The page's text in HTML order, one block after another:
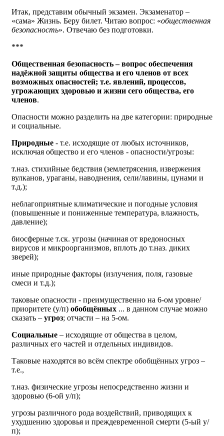
Итак, представим обычный экзамен. Экзаменатор –
«сама» Жизнь. Беру билет. Читаю вопрос: «общественная
безопасность». Отвечаю без подготовки.
***
Общественная безопасность – вопрос обеспечения
надёжной защиты общества и его членов от всех
возможных опасностей; т.е. явлений, процессов,
угрожающих здоровью и жизни сего общества, его
членов.
Опасности можно разделить на две категории: природные
и социальные.
Природные - т.е. исходящие от любых источников,
исключая общество и его членов - опасности/угрозы:
т.наз. стихийные бедствия (землетрясения, извержения
вулканов, ураганы, наводнения, сели/лавины, цунами и
т.д.);
неблагоприятные климатические и погодные условия
(повышенные и пониженные температура, влажность,
давление);
биосферные т.ск. угрозы (начиная от вредоносных
вирусов и микроорганизмов, вплоть до т.наз. диких
зверей);
иные природные факторы (излучения, поля, газовые
смеси и т.д.);
таковые опасности - преимущественно на 6-ом уровне/
приоритете (у/п) обобщённых ... в данном случае можно
сказать – угроз; отчасти – на 5-ом.
Социальные – исходящие от общества в целом,
различных его частей и отдельных индивидов.
Таковые находятся во всём спектре обобщённых угроз –
т.е.,
т.наз. физические угрозы непосредственно жизни и
здоровью (6-ой у/п);
угрозы различного рода воздействий, приводящих к
ухудшению здоровья и преждевременной смерти (5-ый у/
п);